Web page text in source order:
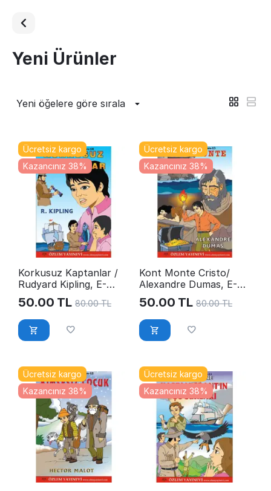
Yeni Ürünler
Yeni öğelere göre sırala
Ücretsiz kargo
Kazancınız 38%
Korkusuz Kaptanlar /
Rudyard Kipling, E-
Kitap
50.00 TL 80.00 TL
Ücretsiz kargo
Kazancınız 38%
Kont Monte Cristo/
Alexandre Dumas, E-
Kitap
50.00 TL 80.00 TL
Ücretsiz kargo
Kazancınız 38%
Ücretsiz kargo
Kazancınız 38%